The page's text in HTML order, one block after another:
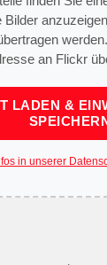
Bilder
an Flickr
LADEN &
in unserer